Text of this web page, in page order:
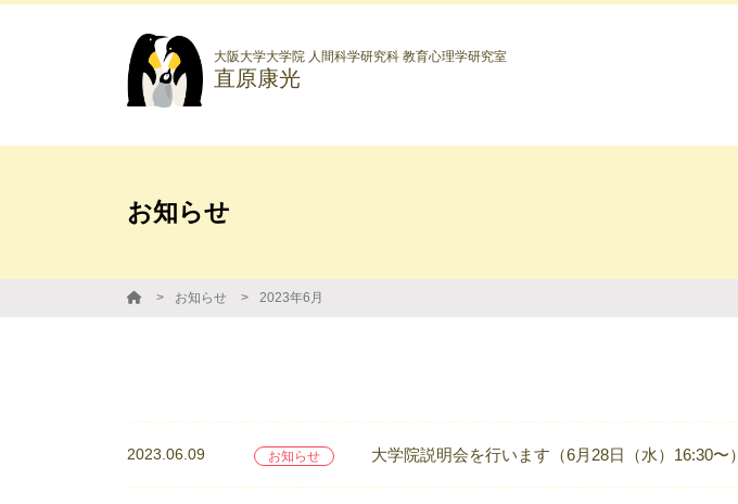
大阪大学大学院 人間科学研究科 教育心理学研究室
直原康光
お知らせ
お知らせ 2023年6月
2023.06.09 お知らせ 大学院説明会を行います（6月28日（水）16:30〜）